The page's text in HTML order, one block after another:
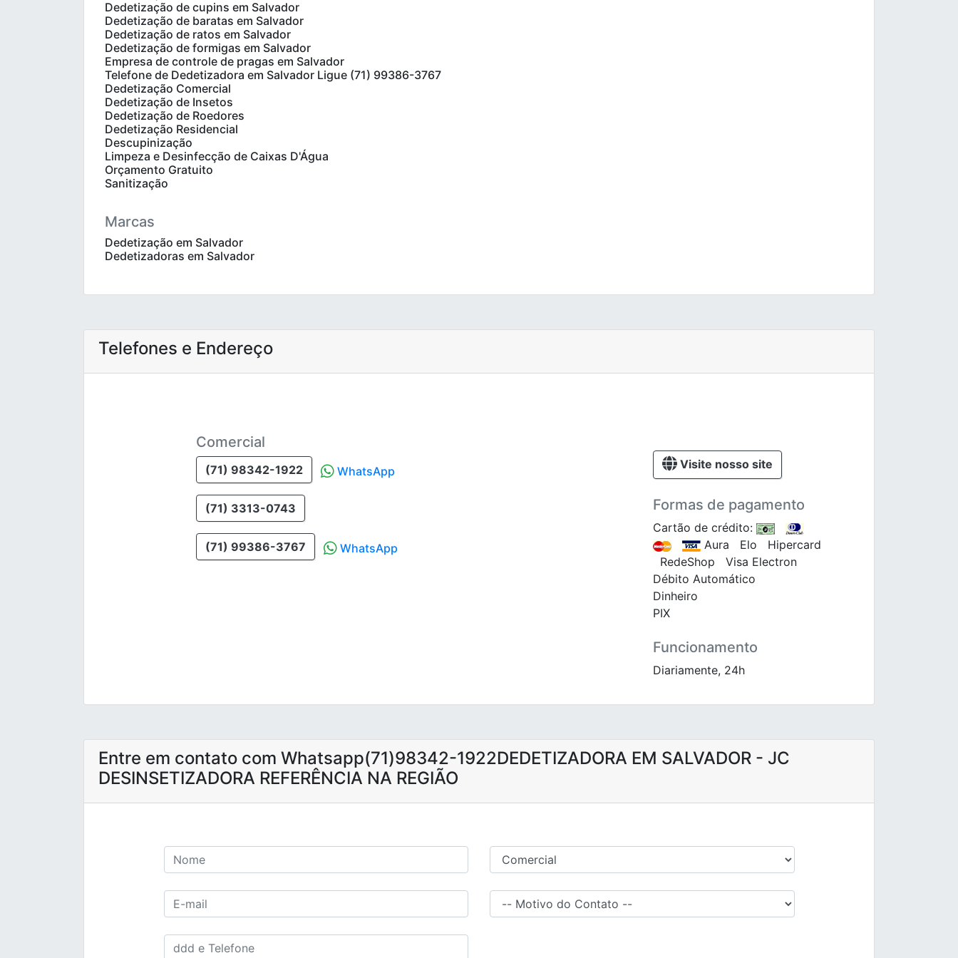
Dedetização de cupins em Salvador
Dedetização de baratas em Salvador
Dedetização de ratos em Salvador
Dedetização de formigas em Salvador
Empresa de controle de pragas em Salvador
Telefone de Dedetizadora em Salvador Ligue (71) 99386-3767
Dedetização Comercial
Dedetização de Insetos
Dedetização de Roedores
Dedetização Residencial
Descupinização
Limpeza e Desinfecção de Caixas D'Água
Orçamento Gratuito
Sanitização
Marcas
Dedetização em Salvador
Dedetizadoras em Salvador
Telefones e Endereço
Comercial
(71) 98342-1922 WhatsApp
(71) 3313-0743
(71) 99386-3767 WhatsApp
Visite nosso site
Formas de pagamento
Cartão de crédito:
Aura Elo Hipercard
RedeShop Visa Electron
Débito Automático
Dinheiro
PIX
Funcionamento
Diariamente, 24h
Entre em contato com Whatsapp(71)98342-1922DEDETIZADORA EM SALVADOR - JC
DESINSETIZADORA REFERÊNCIA NA REGIÃO